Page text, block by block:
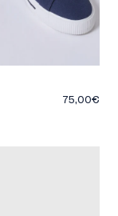
75,00€